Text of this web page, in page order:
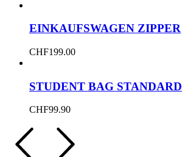
EINKAUFSWAGEN ZIPPER
CHF199.00
STUDENT BAG STANDARD
CHF99.90